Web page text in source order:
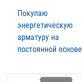
Покупаю
энергетическую
арматуру на
постоянной основе